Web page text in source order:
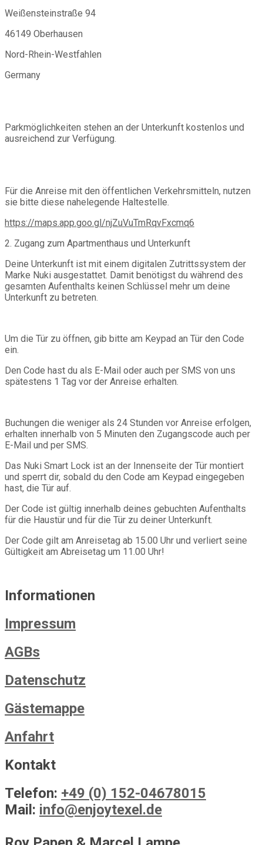
Weißensteinstraße 94
46149 Oberhausen
Nord-Rhein-Westfahlen
Germany
Parkmöglichkeiten stehen an der Unterkunft kostenlos und
ausreichend zur Verfügung.
Für die Anreise mit den öffentlichen Verkehrsmitteln, nutzen
sie bitte diese nahelegende Haltestelle.
https://maps.app.goo.gl/njZuVuTmRqvFxcmq6
2. Zugang zum Apartmenthaus und Unterkunft
Deine Unterkunft ist mit einem digitalen Zutrittssystem der
Marke Nuki ausgestattet. Damit benötigst du während des
gesamten Aufenthalts keinen Schlüssel mehr um deine
Unterkunft zu betreten.
Um die Tür zu öffnen, gib bitte am Keypad an Tür den Code
ein.
Den Code hast du als E-Mail oder auch per SMS von uns
spätestens 1 Tag vor der Anreise erhalten.
Buchungen die weniger als 24 Stunden vor Anreise erfolgen,
erhalten innerhalb von 5 Minuten den Zugangscode auch per
E-Mail und per SMS.
Das Nuki Smart Lock ist an der Innenseite der Tür montiert
und sperrt dir, sobald du den Code am Keypad eingegeben
hast, die Tür auf.
Der Code ist gültig innerhalb deines gebuchten Aufenthalts
für die Haustür und für die Tür zu deiner Unterkunft.
Der Code gilt am Anreisetag ab 15.00 Uhr und verliert seine
Gültigkeit am Abreisetag um 11.00 Uhr!
Informationen
Impressum
AGBs
Datenschutz
Gästemappe
Anfahrt
Kontakt
Telefon: +49 (0) 152-04678015
Mail: info@enjoytexel.de